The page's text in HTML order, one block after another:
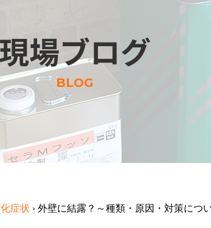
現場ブログ
BLOG
症状 › 外壁に結露？～種類・原因・対策につ